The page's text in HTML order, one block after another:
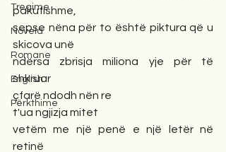
Tregime
Novela
Romane
English
Përkthime
pakufishme,
sepse nëna për to është piktura që u
skicova unë
ndërsa zbrisja miliona yje për të
shkruar
çfarë ndodh nën re
t'ua ngjizja mitet
vetëm me një penë e një letër në
retinë